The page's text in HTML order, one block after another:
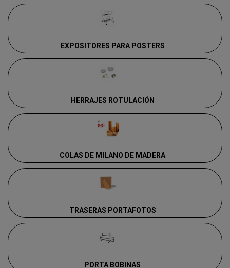
EXPOSITORES PARA POSTERS
HERRAJES ROTULACIÓN
COLAS DE MILANO DE MADERA
TRASERAS PORTAFOTOS
PORTA BOBINAS